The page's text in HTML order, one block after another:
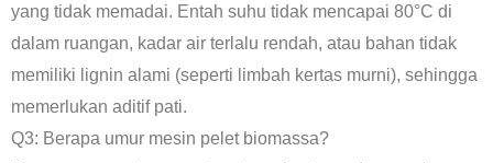
yang tidak memadai. Entah suhu tidak mencapai 80°C di
dalam ruangan, kadar air terlalu rendah, atau bahan tidak
memiliki lignin alami (seperti limbah kertas murni), sehingga
memerlukan aditif pati.
Q3: Berapa umur mesin pelet biomassa?